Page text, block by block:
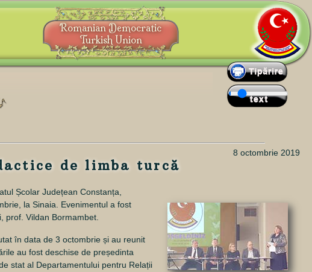
Romanian Democratic
Turkish Union
8 octombrie 2019
de limba turcă
Școlar Județean Constanța,
la Sinaia. Evenimentul a fost
prof. Vildan Bormambet.
în data de 3 octombrie și au reunit
au fost deschise de președinta
stat al Departamentului pentru Relații